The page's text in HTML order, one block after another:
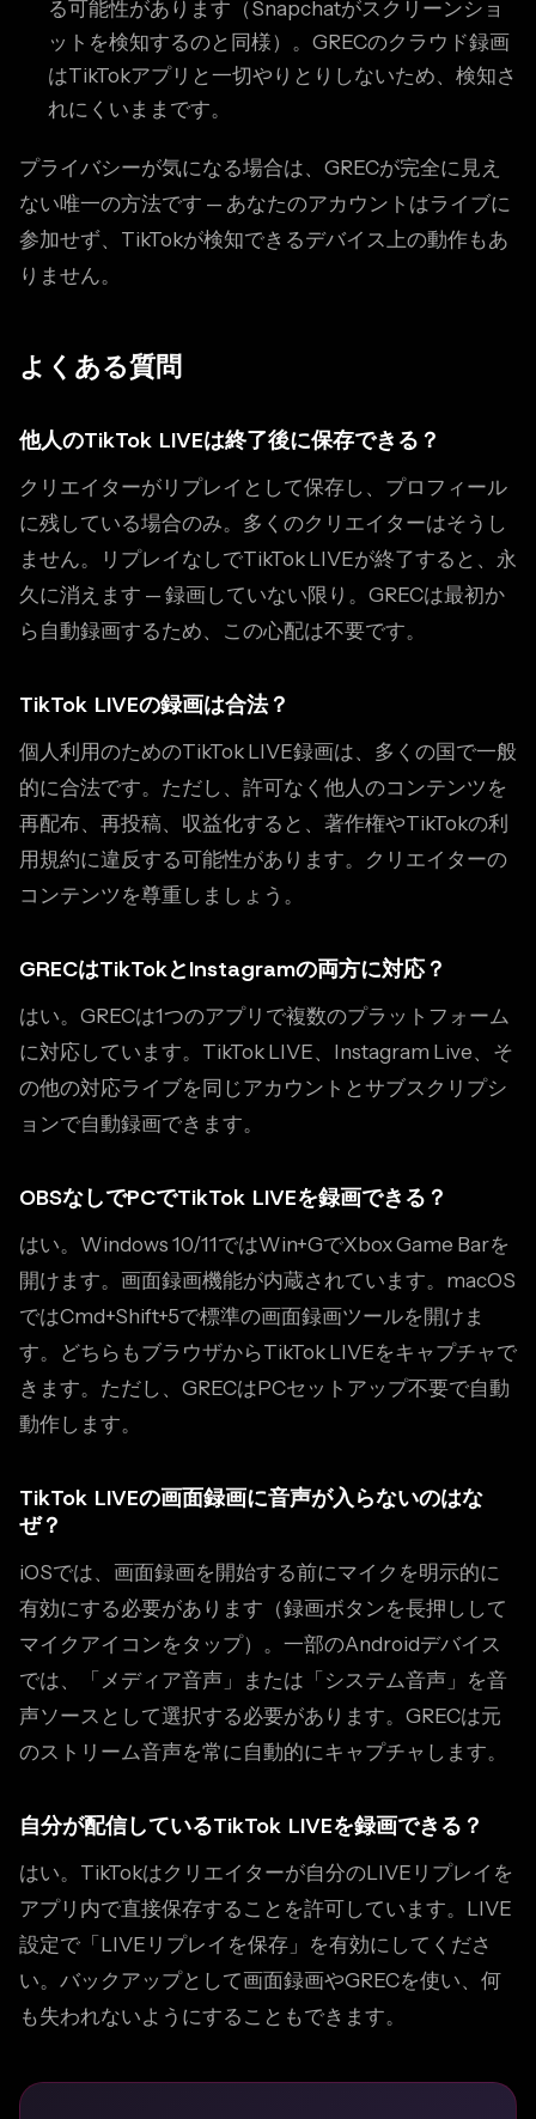
る可能性があります（Snapchatがスクリーンショ
ットを検知するのと同様）。GRECのクラウド録画
はTikTokアプリと一切やりとりしないため、検知さ
れにくいままです。
プライバシーが気になる場合は、GRECが完全に見え
ない唯一の方法です — あなたのアカウントはライブに
参加せず、TikTokが検知できるデバイス上の動作もあ
りません。
よくある質問
他人のTikTok LIVEは終了後に保存できる？
クリエイターがリプレイとして保存し、プロフィール
に残している場合のみ。多くのクリエイターはそうし
ません。リプレイなしでTikTok LIVEが終了すると、永
久に消えます — 録画していない限り。GRECは最初か
ら自動録画するため、この心配は不要です。
TikTok LIVEの録画は合法？
個人利用のためのTikTok LIVE録画は、多くの国で一般
的に合法です。ただし、許可なく他人のコンテンツを
再配布、再投稿、収益化すると、著作権やTikTokの利
用規約に違反する可能性があります。クリエイターの
コンテンツを尊重しましょう。
GRECはTikTokとInstagramの両方に対応？
はい。GRECは1つのアプリで複数のプラットフォーム
に対応しています。TikTok LIVE、Instagram Live、そ
の他の対応ライブを同じアカウントとサブスクリプシ
ョンで自動録画できます。
OBSなしでPCでTikTok LIVEを録画できる？
はい。Windows 10/11ではWin+GでXbox Game Barを
開けます。画面録画機能が内蔵されています。macOS
ではCmd+Shift+5で標準の画面録画ツールを開けま
す。どちらもブラウザからTikTok LIVEをキャプチャで
きます。ただし、GRECはPCセットアップ不要で自動
動作します。
TikTok LIVEの画面録画に音声が入らないのはな
ぜ？
iOSでは、画面録画を開始する前にマイクを明示的に
有効にする必要があります（録画ボタンを長押しして
マイクアイコンをタップ）。一部のAndroidデバイス
では、「メディア音声」または「システム音声」を音
声ソースとして選択する必要があります。GRECは元
のストリーム音声を常に自動的にキャプチャします。
自分が配信しているTikTok LIVEを録画できる？
はい。TikTokはクリエイターが自分のLIVEリプレイを
アプリ内で直接保存することを許可しています。LIVE
設定で「LIVEリプレイを保存」を有効にしてくださ
い。バックアップとして画面録画やGRECを使い、何
も失われないようにすることもできます。